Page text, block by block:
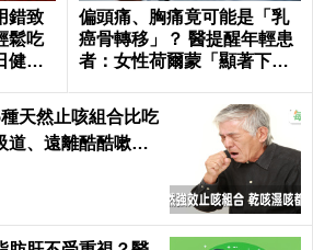
錯致
鬆吃
健康
偏頭痛、胸痛竟可能是「乳
癌骨轉移」？ 醫提醒年輕患
者：女性荷爾蒙「顯著下
天然止咳組合比吃
道、遠離酷酷嗽｜